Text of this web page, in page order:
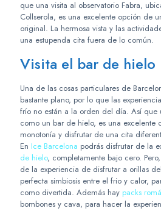
que una visita al observatorio Fabra,
Collserola, es una excelente opción de
original. La hermosa vista y las
una estupenda cita fuera de lo común.
Visita el bar de hielo
Una de las cosas particulares de
bastante plano, por lo que las
frío no están a la orden del día. Así que
como un bar de hielo, es una excelente
monotonía y disfrutar de una cita
En Ice Barcelona podrás disfrutar de la
de hielo, completamente bajo cero.
de la experiencia de disfrutar a orillas
perfecta simbiosis entre el frio y calor,
como divertida. Además hay packs
bombones y cava, para hacer la